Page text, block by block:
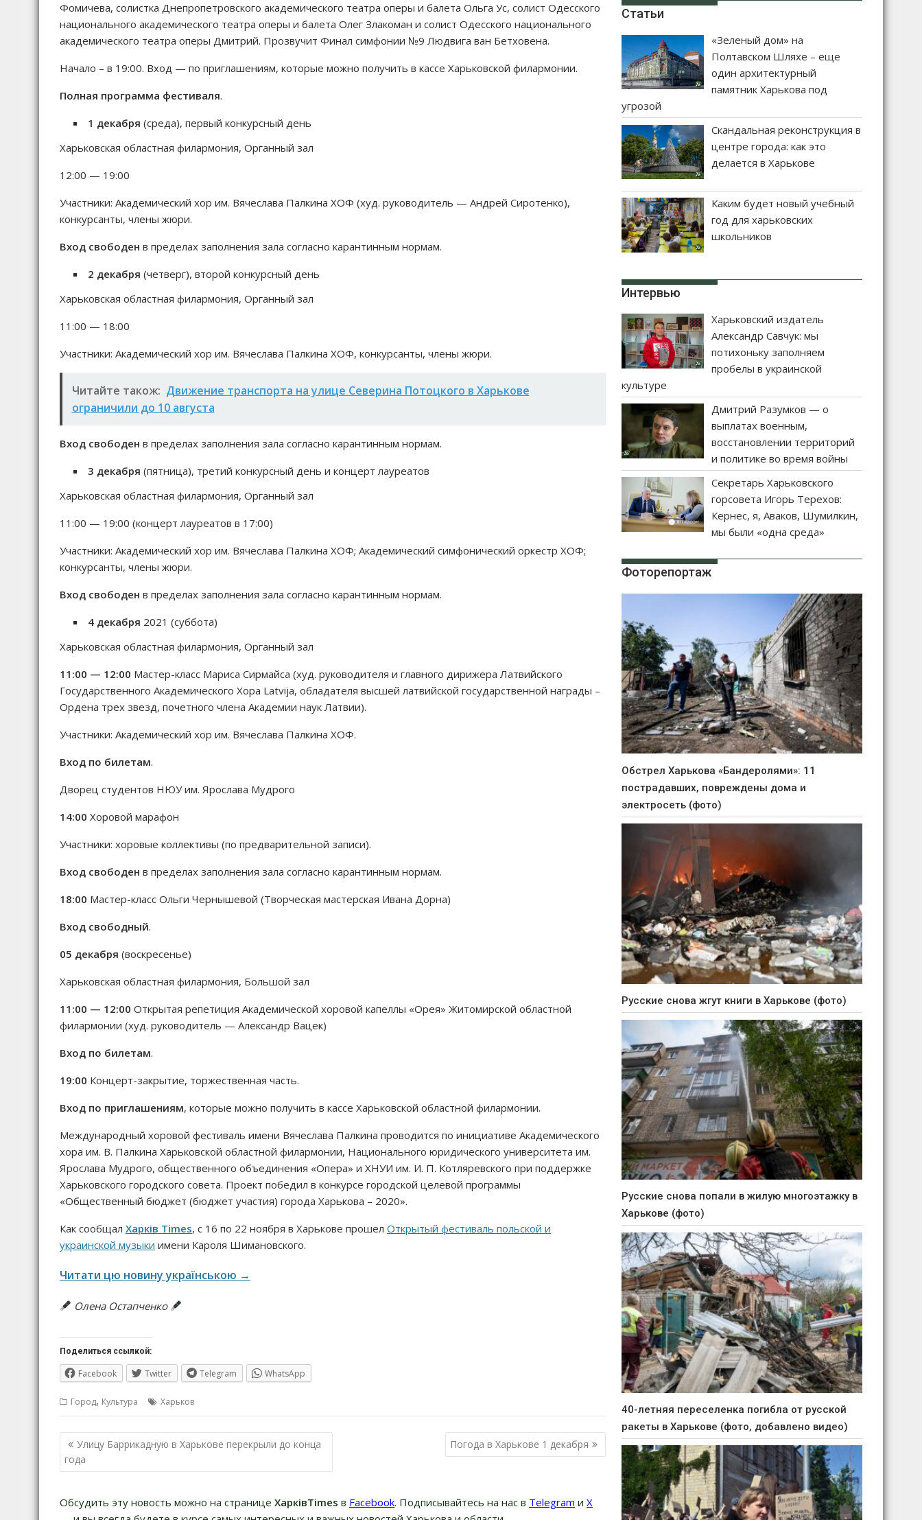
Фомичева, солистка Днепропетровского академического театра оперы и балета Ольга Ус, солист Одесского
национального академического театра оперы и балета Олег Злакоман и солист Одесского национального
академического театра оперы Дмитрий. Прозвучит Финал симфонии №9 Людвига ван Бетховена.
Начало – в 19:00. Вход — по приглашениям, которые можно получить в кассе Харьковской филармонии.
Полная программа фестиваля.
1 декабря (среда), первый конкурсный день
Харьковская областная филармония, Органный зал
12:00 — 19:00
Участники: Академический хор им. Вячеслава Палкина ХОФ (худ. руководитель — Андрей Сиротенко),
конкурсанты, члены жюри.
Вход свободен в пределах заполнения зала согласно карантинным нормам.
2 декабря (четверг), второй конкурсный день
Харьковская областная филармония, Органный зал
11:00 — 18:00
Участники: Академический хор им. Вячеслава Палкина ХОФ, конкурсанты, члены жюри.
Читайте також: Движение транспорта на улице Северина Потоцкого в Харькове
ограничили до 10 августа
Вход свободен в пределах заполнения зала согласно карантинным нормам.
3 декабря (пятница), третий конкурсный день и концерт лауреатов
Харьковская областная филармония, Органный зал
11:00 — 19:00 (концерт лауреатов в 17:00)
Участники: Академический хор им. Вячеслава Палкина ХОФ; Академический симфонический оркестр ХОФ;
конкурсанты, члены жюри.
Вход свободен в пределах заполнения зала согласно карантинным нормам.
4 декабря 2021 (суббота)
Харьковская областная филармония, Органный зал
11:00 — 12:00 Мастер-класс Мариса Сирмайса (худ. руководителя и главного дирижера Латвийского
Государственного Академического Хора Latvija, обладателя высшей латвийской государственной награды –
Ордена трех звезд, почетного члена Академии наук Латвии).
Участники: Академический хор им. Вячеслава Палкина ХОФ.
Вход по билетам.
Дворец студентов НЮУ им. Ярослава Мудрого
14:00 Хоровой марафон
Участники: хоровые коллективы (по предварительной записи).
Вход свободен в пределах заполнения зала согласно карантинным нормам.
18:00 Мастер-класс Ольги Чернышевой (Творческая мастерская Ивана Дорна)
Вход свободный.
05 декабря (воскресенье)
Харьковская областная филармония, Большой зал
11:00 — 12:00 Открытая репетиция Академической хоровой капеллы «Орея» Житомирской областной
филармонии (худ. руководитель — Александр Вацек)
Вход по билетам.
19:00 Концерт-закрытие, торжественная часть.
Вход по приглашениям, которые можно получить в кассе Харьковской областной филармонии.
Международный хоровой фестиваль имени Вячеслава Палкина проводится по инициативе Академического
хора им. В. Палкина Харьковской областной филармонии, Национального юридического университета им.
Ярослава Мудрого, общественного объединения «Опера» и ХНУИ им. И. П. Котляревского при поддержке
Харьковского городского совета. Проект победил в конкурсе городской целевой программы
«Общественный бюджет (бюджет участия) города Харькова – 2020».
Как сообщал Харків Times, с 16 по 22 ноября в Харькове прошел Открытый фестиваль польской и
украинской музыки имени Кароля Шимановского.
Читати цю новину українською →
Олена Остапченко
Поделиться ссылкой:
Facebook Twitter Telegram WhatsApp
Город, Культура Харьков
Навигация
по
записям
Улицу Баррикадную в Харькове перекрыли до конца
года
Погода в Харькове 1 декабря
Обсудить эту новость можно на странице ХарківTimes в Facebook. Подписывайтесь на нас в Telegram и Х
Статьи
«Зеленый дом» на
Полтавском Шляхе – еще
один архитектурный
памятник Харькова под
угрозой
Скандальная реконструкция в
центре города: как это
делается в Харькове
Каким будет новый учебный
год для харьковских
школьников
Интервью
Харьковский издатель
Александр Савчук: мы
потихоньку заполняем
пробелы в украинской
культуре
Дмитрий Разумков — о
выплатах военным,
восстановлении территорий
и политике во время войны
Секретарь Харьковского
горсовета Игорь Терехов:
Кернес, я, Аваков, Шумилкин,
мы были «одна среда»
Фоторепортаж
Обстрел Харькова «Бандеролями»: 11
пострадавших, повреждены дома и
электросеть (фото)
Русские снова жгут книги в Харькове (фото)
Русские снова попали в жилую многоэтажку в
Харькове (фото)
40-летняя переселенка погибла от русской
ракеты в Харькове (фото, добавлено видео)